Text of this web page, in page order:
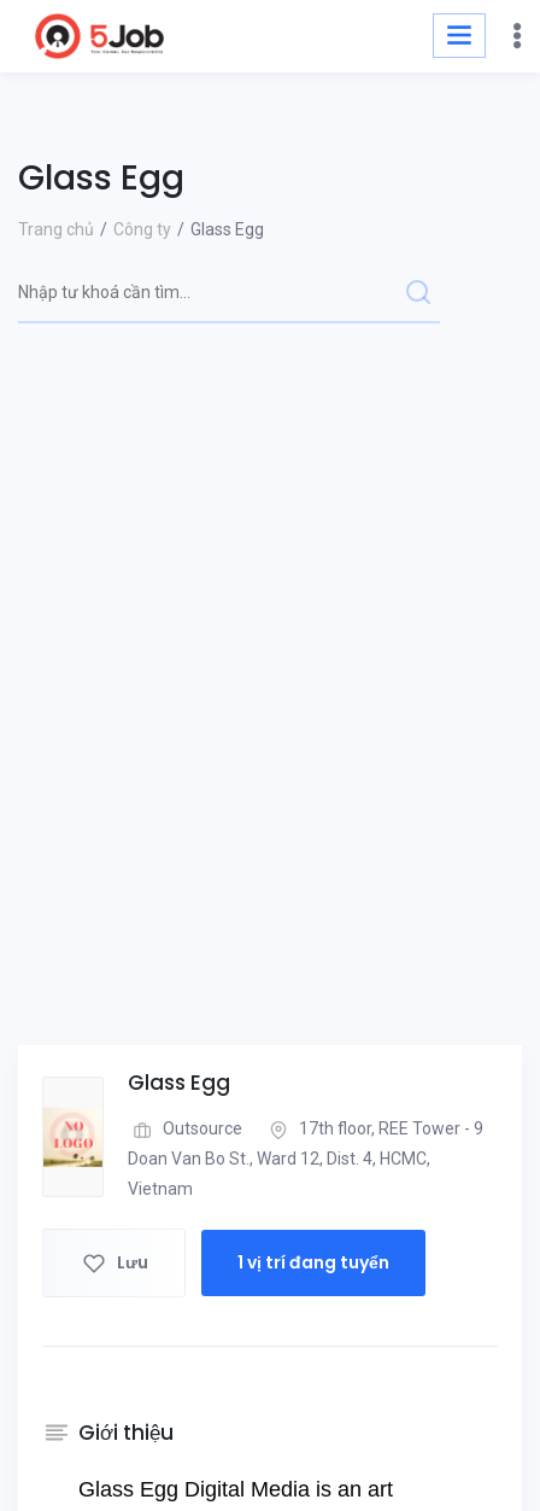
Glass Egg
Trang chủ Công ty Glass Egg
Glass Egg
Outsource
17th floor, REE Tower - 9
Doan Van Bo St., Ward 12, Dist. 4, HCMC,
Vietnam
Lưu 1 vị trí đang tuyển
Giới thiệu
Glass Egg Digital Media is an art